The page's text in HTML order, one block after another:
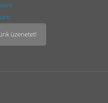
üzenetet!